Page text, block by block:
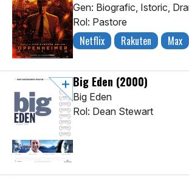
Gen: Biografic, Istoric,
Rol: Pastore
Netflix Rakuten Max
Big Eden (2000)
Big Eden
Rol: Dean Stewart